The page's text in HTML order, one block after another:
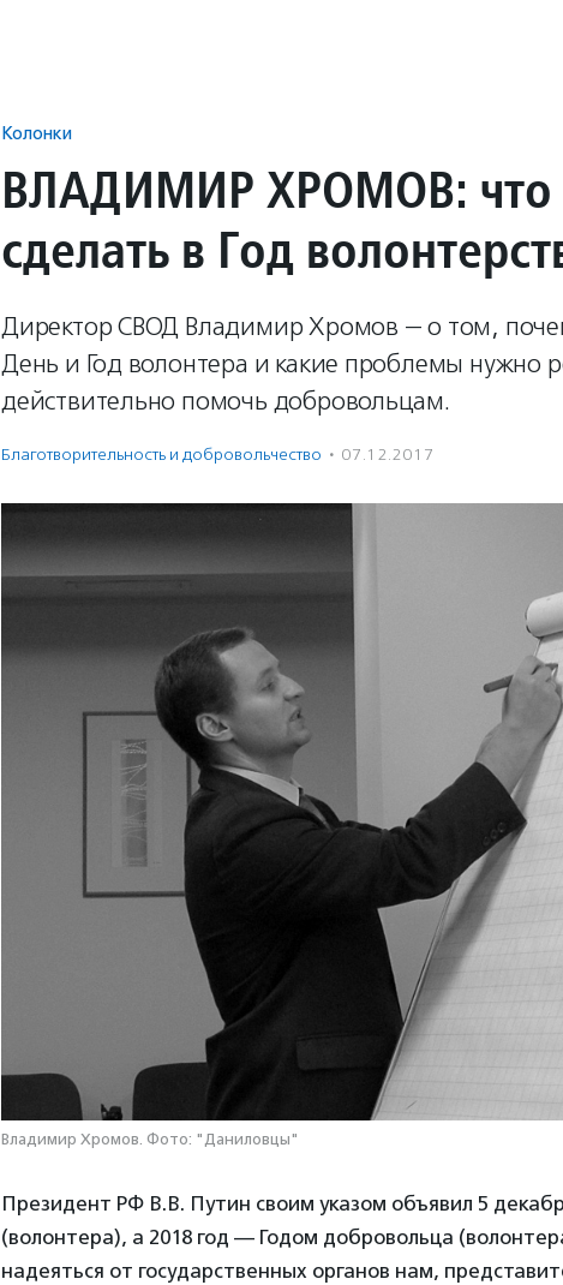
Колонки
ВЛАДИМИР ХРОМОВ: что
сделать в Год
Директор СВОД Владимир Хромов — о том,
День и Год волонтера и какие проблемы нужно
действительно помочь добровольцам.
Благотвори­тель­ность и доброволь­чест­во · 07.12.2017
Владимир Хромов. Фото: "Даниловцы"
Президент РФ В.В. Путин своим указом объявил 5
(волонтера), а 2018 год — Годом добровольца
надеяться от государственных органов нам,